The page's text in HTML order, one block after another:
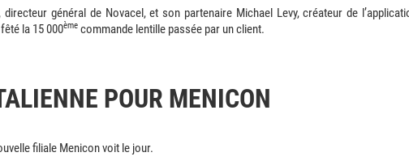
général de Novacel, et son partenaire Michael Levy, créateur de
la 15 000ème commande lentille passée par un client.
POUR MENICON
filiale Menicon voit le jour.